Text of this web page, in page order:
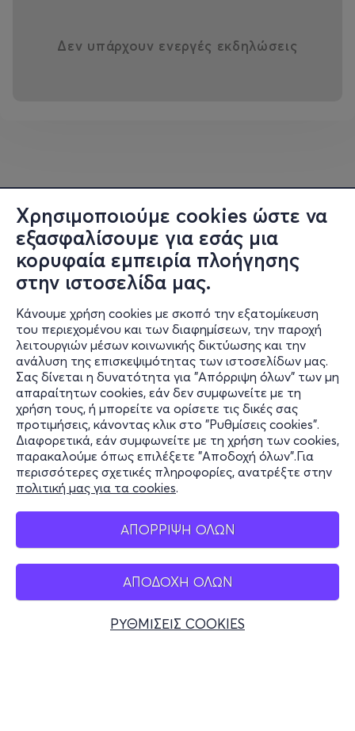
Χρησιμοποιούμε cookies ώστε να
εξασφαλίσουμε για εσάς μια
κορυφαία εμπειρία πλοήγησης
στην ιστοσελίδα μας.
Κάνουμε χρήση cookies με σκοπό την εξατομίκευση
του περιεχομένου και των διαφημίσεων, την παροχή
λειτουργιών μέσων κοινωνικής δικτύωσης και την
ανάλυση της επισκεψιμότητας των ιστοσελίδων μας.
Σας δίνεται η δυνατότητα για "Απόρριψη όλων" των μη
απαραίτητων cookies, εάν δεν συμφωνείτε με τη
χρήση τους, ή μπορείτε να ορίσετε τις δικές σας
προτιμήσεις, κάνοντας κλικ στο "Ρυθμίσεις cookies".
Διαφορετικά, εάν συμφωνείτε με τη χρήση των cookies,
παρακαλούμε όπως επιλέξετε "Αποδοχή όλων".Για
περισσότερες σχετικές πληροφορίες, ανατρέξτε στην
πολιτική μας για τα cookies.
ΑΠΟΡΡΙΨΗ ΟΛΩΝ
ΑΠΟΔΟΧΗ ΟΛΩΝ
ΡΥΘΜΙΣΕΙΣ COOKIES
Δεν υπάρχουν ενεργές εκδηλώσεις
Πληροφορίες
Υποστήριξη
Stay Connected
Mobile app